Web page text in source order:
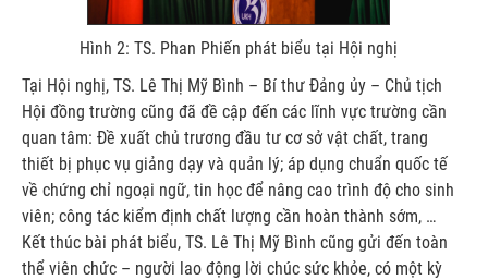
Hình 2: TS. Phan Phiến phát biểu tại Hội nghị
Tại Hội nghị, TS. Lê Thị Mỹ Bình – Bí thư Đảng ủy – Chủ tịch
Hội đồng trường cũng đã đề cập đến các lĩnh vực trường cần
quan tâm: Đề xuất chủ trương đầu tư cơ sở vật chất, trang
thiết bị phục vụ giảng dạy và quản lý; áp dụng chuẩn quốc tế
về chứng chỉ ngoại ngữ, tin học để nâng cao trình độ cho sinh
viên; công tác kiểm định chất lượng cần hoàn thành sớm, …
Kết thúc bài phát biểu, TS. Lê Thị Mỹ Bình cũng gửi đến toàn
thể viên chức – người lao động lời chúc sức khỏe, có một kỳ